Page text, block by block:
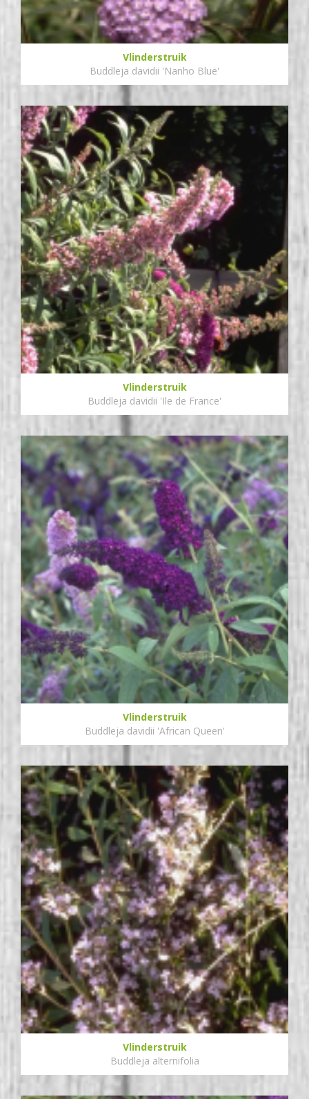
Vlinderstruik
Buddleja davidii 'Nanho Blue'
Vlinderstruik
Buddleja davidii 'Ile de France'
Vlinderstruik
Buddleja davidii 'African Queen'
Vlinderstruik
Buddleja alternifolia